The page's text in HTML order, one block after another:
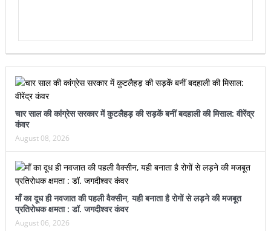
चार साल की कांग्रेस सरकार में कुटलैहड़ की सड़कें बनीं बदहाली की मिसाल: वीरेंद्र
कंवर
August 08, 2026
माँ का दूध ही नवजात की पहली वैक्सीन, यही बनाता है रोगों से लड़ने की मजबूत
प्रतिरोधक क्षमता : डॉ. जगदीश्वर कंवर
August 06, 2026